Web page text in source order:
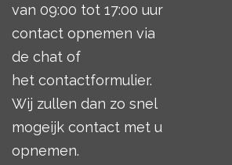
van 09:00 tot 17:00 uur
contact opnemen via
de chat of
het contactformulier.
Wij zullen dan zo snel
mogeijk contact met u
opnemen.